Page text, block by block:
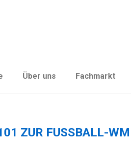
Über uns Fachmarkt
ZUR FUSSBALL-WM